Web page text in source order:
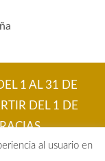
1 AL 31 DE
DEL 1 DE
al usuario en